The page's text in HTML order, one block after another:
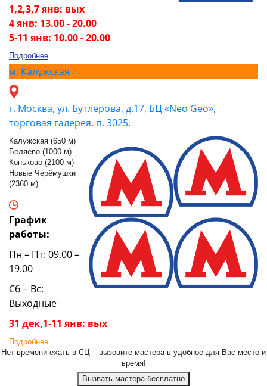
1,2,3,7 янв: вых
4 янв: 13.00 - 20.00
5-11 янв: 10.00 - 20.00
Подробнее
м. Калужская
г. Москва, ул. Бутлерова, д.17, БЦ «Neo Geo»,
торговая галерея, п. 3025.
Калужская (650 м)
Беляево (1000 м)
Коньково (2100 м)
Новые Черёмушки
(2360 м)
График
работы:
Пн – Пт: 09.00 –
19.00
Сб – Вс:
Выходные
31 дек,1-11 янв: вых
Подробнее
Нет времени ехать в СЦ – вызовите мастера в удобное для Вас место и
время!
Вызвать мастера бесплатно